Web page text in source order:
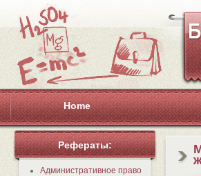
Home
Рефераты:
Административное право